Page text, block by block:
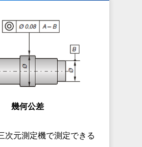
幾何公差
次元測定機で測定できる